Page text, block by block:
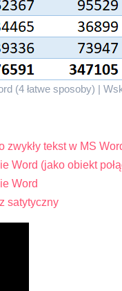
(4 łatwe sposoby) |
tekst w MS
Word (jako obiekt
Word
satytyczny